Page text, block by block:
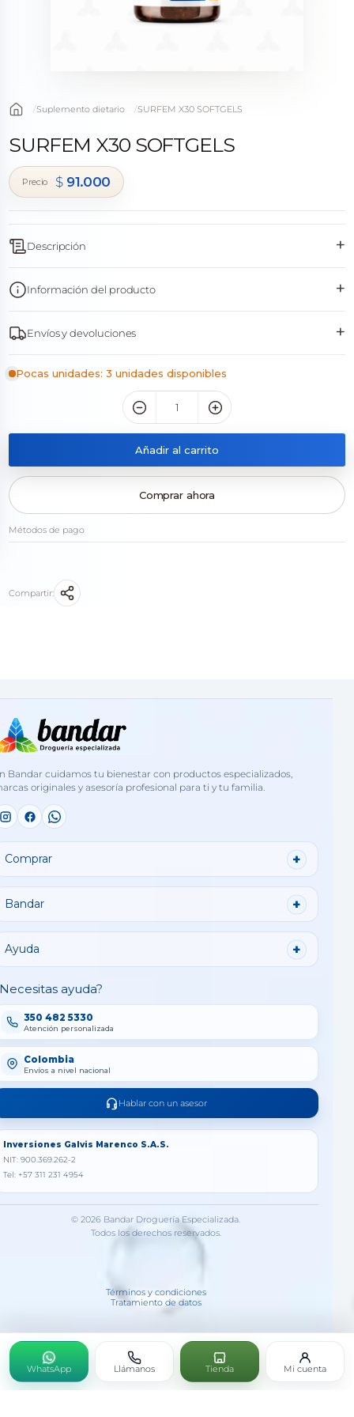
Suplemento dietario SURFEM X30 SOFTGELS
SURFEM X30 SOFTGELS
$91.000
Descripción +
Información del producto +
Envíos y devoluciones +
Pocas unidades: 3 unidades disponibles
Añadir al carrito
Comprar ahora
Métodos de pago
Compartir:
Bandar cuidamos tu bienestar con productos especializados,
originales y asesoría profesional para ti y tu familia.
Comprar
Bandar
Ayuda
ayuda?
350 482 5330
Atención personalizada
Colombia
Envíos a nivel nacional
Hablar con un asesor
Inversiones Galvis Marenco S.A.S.
NIT: 900.369.262-2
Tel: +57 311 231 4954
© 2026 Bandar Droguería Especializada.
Todos los derechos reservados.
Términos y condiciones
Tratamiento de datos
WhatsApp Llámanos Tienda Mi cuenta